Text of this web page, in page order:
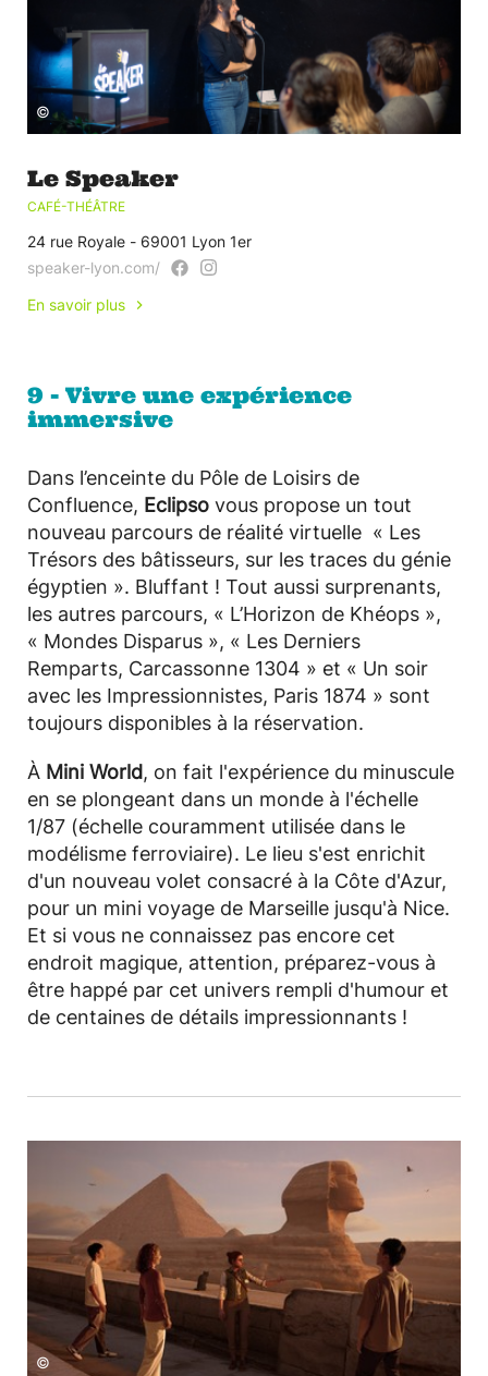
©
Le Speaker
CAFÉ-THÉÂTRE
24 rue Royale - 69001 Lyon 1er
speaker-lyon.com/
En savoir plus
9 - Vivre une expérience
immersive
Dans l’enceinte du Pôle de Loisirs de
Confluence, Eclipso vous propose un tout
nouveau parcours de réalité virtuelle « Les
Trésors des bâtisseurs, sur les traces du génie
égyptien ». Bluffant ! Tout aussi surprenants,
les autres parcours, « L’Horizon de Khéops »,
« Mondes Disparus », « Les Derniers
Remparts, Carcassonne 1304 » et « Un soir
avec les Impressionnistes, Paris 1874 » sont
toujours disponibles à la réservation.
À Mini World, on fait l'expérience du minuscule
en se plongeant dans un monde à l'échelle
1/87 (échelle couramment utilisée dans le
modélisme ferroviaire). Le lieu s'est enrichit
d'un nouveau volet consacré à la Côte d'Azur,
pour un mini voyage de Marseille jusqu'à Nice.
Et si vous ne connaissez pas encore cet
endroit magique, attention, préparez-vous à
être happé par cet univers rempli d'humour et
de centaines de détails impressionnants !
©